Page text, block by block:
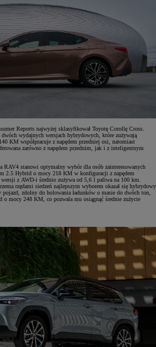
Reports najwyżej sklasyfikował Toyotę Corollę Cross.
wydajnych wersjach hybrydowych, które zużywają
KM współpracuje z napędem przedniej osi, natomiast
zarówno z napędem przednim, jak i z inteligentnym
RAV4 stanowi optymalny wybór dla osób zainteresowanych
2.5 Hybrid o mocy 218 KM w konfiguracji z napędem
z AWD-i średnio zużywa od 5,6 l paliwa na 100 km.
rzędami siedzeń najlepszym wyborem okazał się hybrydowy
zdolny do holowania ładunków o masie do dwóch ton,
mocy 248 KM, co pozwala mu osiągnąć średnie zużycie